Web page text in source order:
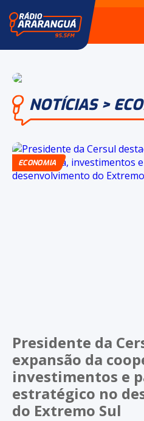
NOTÍCIAS >
ECONOMIA
Presidente da
expansão da
investimentos e
estratégico no
do Extremo Sul